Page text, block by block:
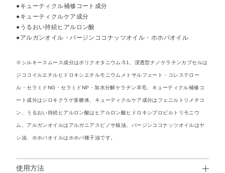
●キューティクル補修コート成分
●キューティクルケア成分
●うるおい持続ヒアルロン酸
●アルガンオイル・バージンココナッツオイル・ホホバオイル
※シルキースムース成分はポリクオタニウム-51、浸透型ナノケラチンカプセルは
ジココイルエチルヒドロキシエチルモニウムメトサルフェート・コレステロー
ル・セラミドNG・セラミドNP・加水分解ケラチン羊毛、キューティクル補修コ
ート成分はシロキクラゲ多糖体、キューティクルケア成分はフェニルトリメチコ
ン、うるおい持続ヒアルロン酸はヒアルロン酸ヒドロキシプロピルトリモニウ
ム、アルガンオイルはアルガニアスピノサ核油、バージンココナッツオイルはヤ
シ油、ホホバオイルはホホバ種子油です。
使用方法